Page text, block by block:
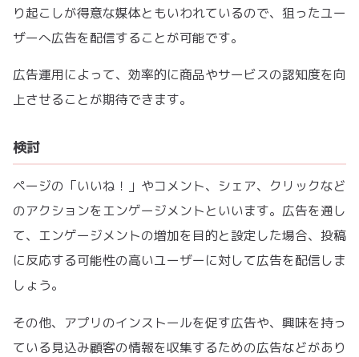
り起こしが得意な媒体ともいわれているので、狙ったユー
ザーへ広告を配信することが可能です。
広告運用によって、効率的に商品やサービスの認知度を向
上させることが期待できます。
検討
ページの「いいね！」やコメント、シェア、クリックなど
のアクションをエンゲージメントといいます。広告を通し
て、エンゲージメントの増加を目的と設定した場合、投稿
に反応する可能性の高いユーザーに対して広告を配信しま
しょう。
その他、アプリのインストールを促す広告や、興味を持っ
ている見込み顧客の情報を収集するための広告などがあり